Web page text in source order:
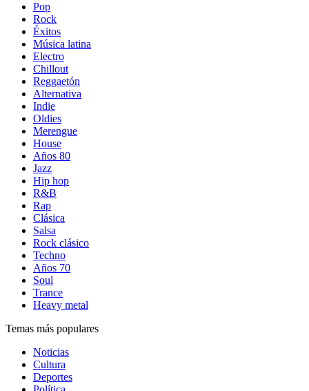
Pop
Rock
Éxitos
Música latina
Electro
Chillout
Reggaetón
Alternativa
Indie
Oldies
Merengue
House
Años 80
Jazz
Hip hop
R&B
Rap
Clásica
Salsa
Rock clásico
Techno
Años 70
Soul
Trance
Heavy metal
Temas más populares
Noticias
Cultura
Deportes